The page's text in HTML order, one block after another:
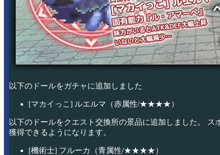
以下のドールをガチャに追加しました
[マカイっこ] ルエルマ（赤属性/★★★★）
以下のドールをクエスト交換所の景品に追加しました。
獲得できるようになります。
[機術士] フルーカ（青属性/★★★★）